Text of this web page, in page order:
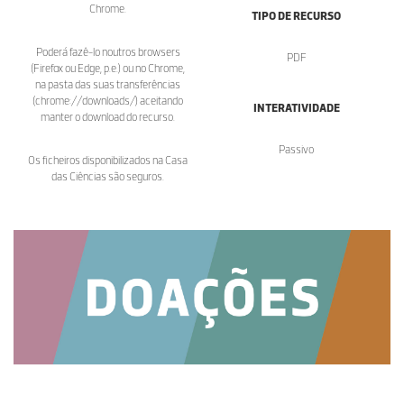
Chrome.
Poderá fazê-lo noutros browsers
(Firefox ou Edge, p.e.) ou no Chrome,
na pasta das suas transferências
(chrome://downloads/) aceitando
manter o download do recurso.
Os ficheiros disponibilizados na Casa
das Ciências são seguros.
TIPO DE RECURSO
PDF
INTERATIVIDADE
Passivo